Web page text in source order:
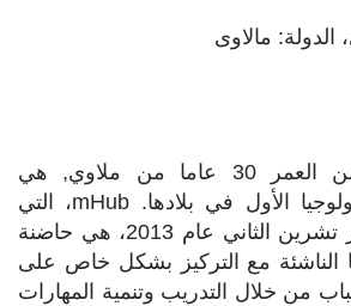
سيباندي, البالغة من العمر 30 عاما من ملاوي, هي
الأول في بلادها. mHub، التي
تأسست في نوفمبر تشرين الثاني عام 2013، هي حاضنة
الناشئة مع التركيز بشكل خاص على
من خلال التدريب وتنمية المهارات